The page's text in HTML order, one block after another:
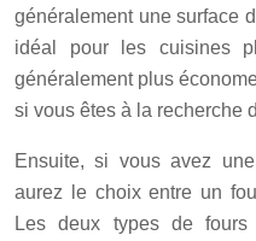
généralement une surface
idéal pour les cuisines
généralement plus
si vous êtes à la recherche
Ensuite, si vous avez
aurez le choix entre un
Les deux types de